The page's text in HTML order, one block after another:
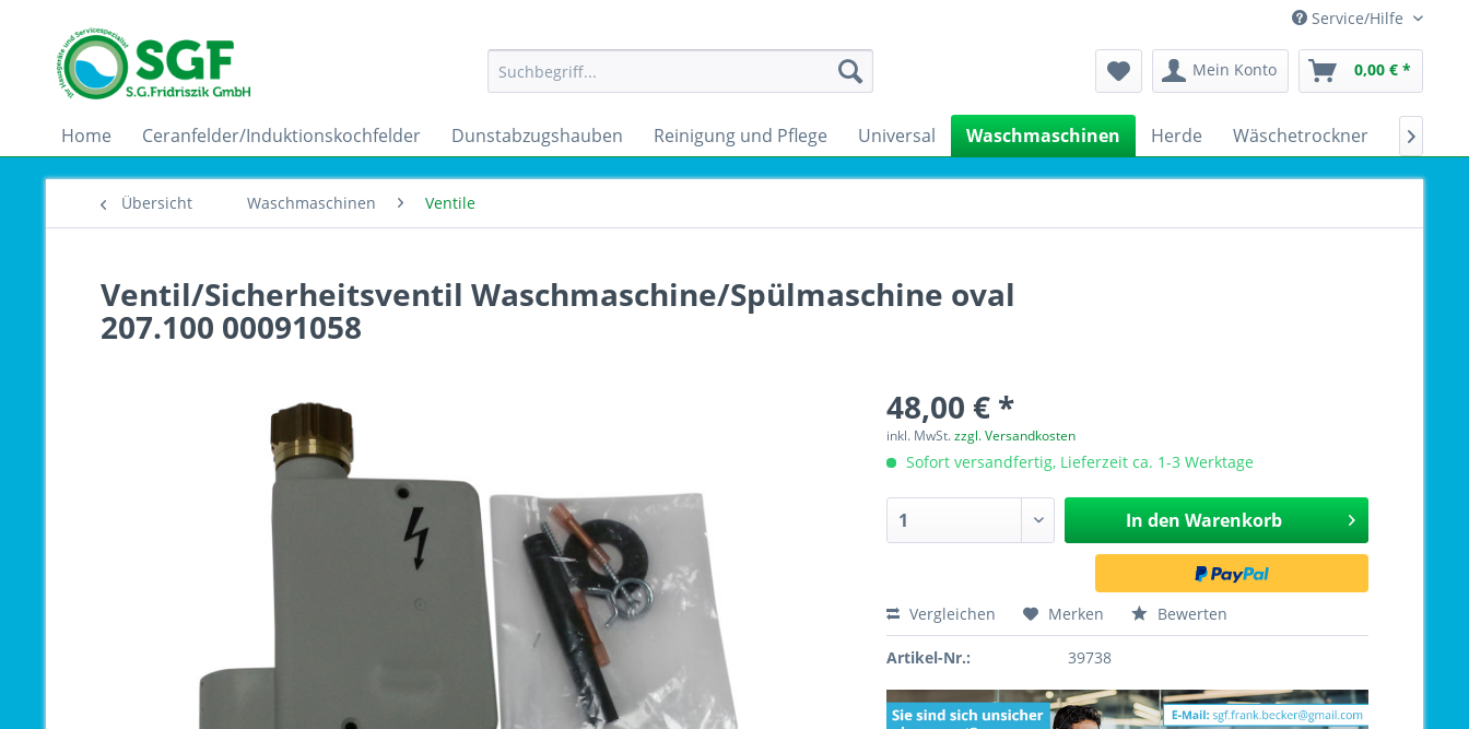
Service/Hilfe
Mein Konto 0,00 € *
Home Ceranfelder/Induktionskochfelder Dunstabzugshauben Reinigung und Pflege Universal Waschmaschinen Herde Wäschetrockner 
Übersicht Waschmaschinen Ventile
Ventil/Sicherheitsventil Waschmaschine/Spülmaschine oval
207.100 00091058
48,00 € *
inkl. MwSt.zzgl. Versandkosten
Sofort versandfertig, Lieferzeit ca. 1-3 Werktage
In den Warenkorb
Vergleichen Merken Bewerten
Artikel-Nr.: 39738